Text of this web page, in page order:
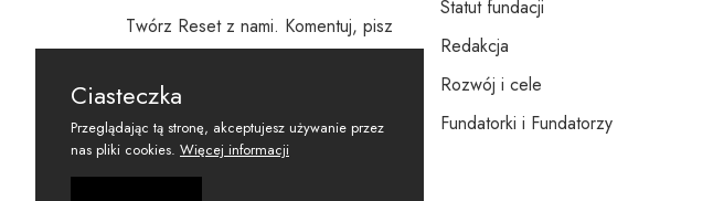
Twórz Reset z nami. Komentuj, pisz
i wspieraj
Statut fundacji
Redakcja
Rozwój i cele
Fundatorki i Fundatorzy
Ciasteczka
Przeglądając tą stronę, akceptujesz używanie przez
nas pliki cookies. Więcej informacji